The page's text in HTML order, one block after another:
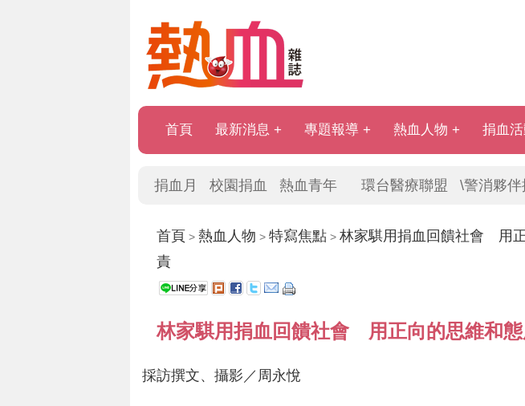
首頁 最新消息 專題報導 熱血人物 捐血
捐血月 校園捐血 熱血青年 環台醫療聯盟 \警消夥
首頁 > 熱血人物 > 特寫焦點> 林家騏用捐血回饋社會 用
責
林家騏用捐血回饋社會 用正向的思維和
採訪撰文、攝影／周永悅